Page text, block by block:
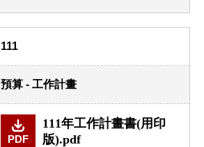
111
預算 - 工作計畫
PDF
111年工作計畫書(用印
版).pdf